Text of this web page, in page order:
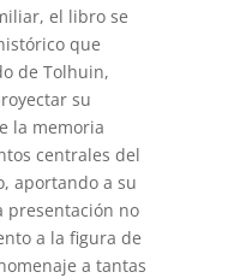
el libro se
que
de Tolhuin,
su
la memoria
centrales del
aportando a su
presentación no
a la figura de
a tantas